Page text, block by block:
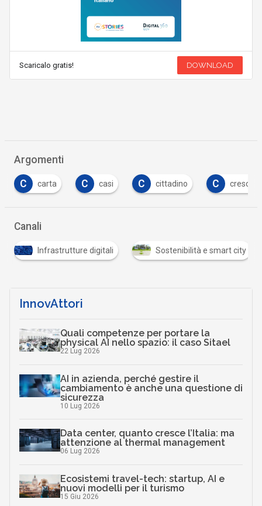
Scaricalo gratis! DOWNLOAD
Argomenti
C casi C cittadino C crescita digitale
Canali
digitali Sostenibilità e smart city S
InnovAttori
Quali competenze per portare la
physical AI nello spazio: il caso Sitael
22 Lug 2026
AI in azienda, perché gestire il
cambiamento è anche una questione di
sicurezza
10 Lug 2026
Data center, quanto cresce l’Italia: ma
attenzione al thermal management
06 Lug 2026
Ecosistemi travel-tech: startup, AI e
nuovi modelli per il turismo
15 Giu 2026